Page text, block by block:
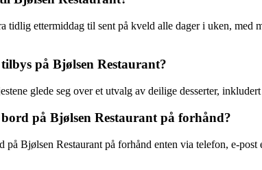
tidlig ettermiddag til sent på kveld alle dager i uken,
på Bjølsen Restaurant?
glede seg over et utvalg av deilige desserter,
på Bjølsen Restaurant på forhånd?
på Bjølsen Restaurant på forhånd enten via telefon, e-